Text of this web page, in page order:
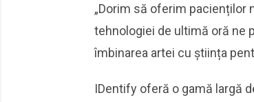
„Dorim să oferim pacienților
tehnologiei de ultimă oră ne
îmbinarea artei cu știința
IDentify oferă o gamă largă